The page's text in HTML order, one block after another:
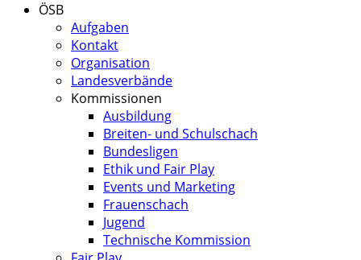
ÖSB
Aufgaben
Kontakt
Organisation
Landesverbände
Kommissionen
Ausbildung
Breiten- und Schulschach
Bundesligen
Ethik und Fair Play
Events und Marketing
Frauenschach
Jugend
Technische Kommission